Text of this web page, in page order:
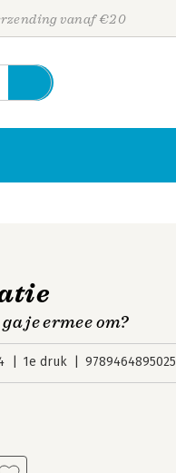
vanaf €20
je ermee om?
1e druk 9789464895025
Personen